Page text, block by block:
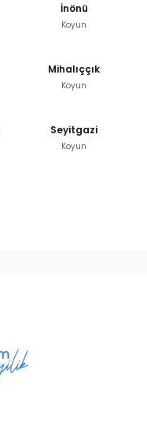
İnönü
Koyun
Mihalıççık
Koyun
Seyitgazi
Koyun